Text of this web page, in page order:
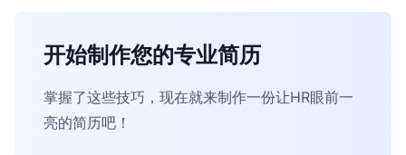
开始制作您的专业简历
掌握了这些技巧，现在就来制作一份让HR眼前一
亮的简历吧！